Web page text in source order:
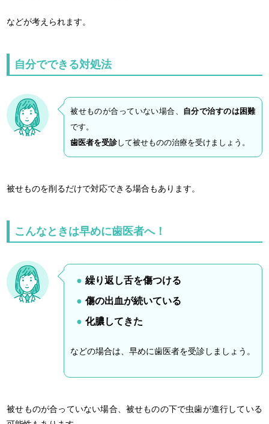
などが考えられます。
自分でできる対処法
被せものが合っていない場合、 自分で治すのは困難
です。
歯医者を受診して被せものの治療を受けましょう。
被せものを削るだけで対応できる場合もあります。
こんなときは早めに歯医者へ！
繰り返し舌を傷つける
傷の出血が続いている
化膿してきた
などの場合は、早めに歯医者を受診しましょう。
被せものが合っていない場合、被せものの下で虫歯が進行している